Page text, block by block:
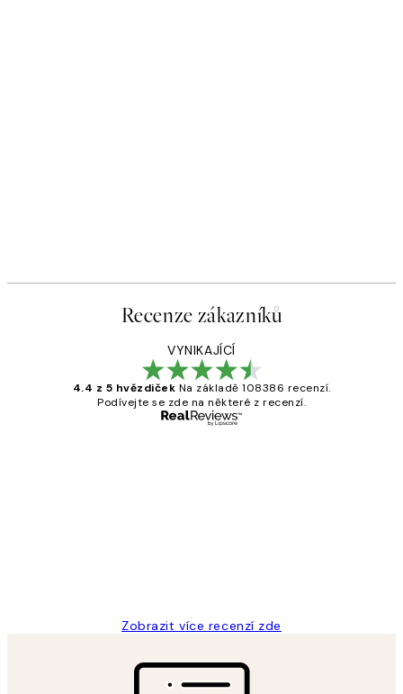
Recenze zákazníků
VYNIKAJÍCÍ
4.4 z 5 hvězdiček Na základě 108386 recenzí.
Podívejte se zde na některé z recenzí.
Zobrazit více recenzí zde